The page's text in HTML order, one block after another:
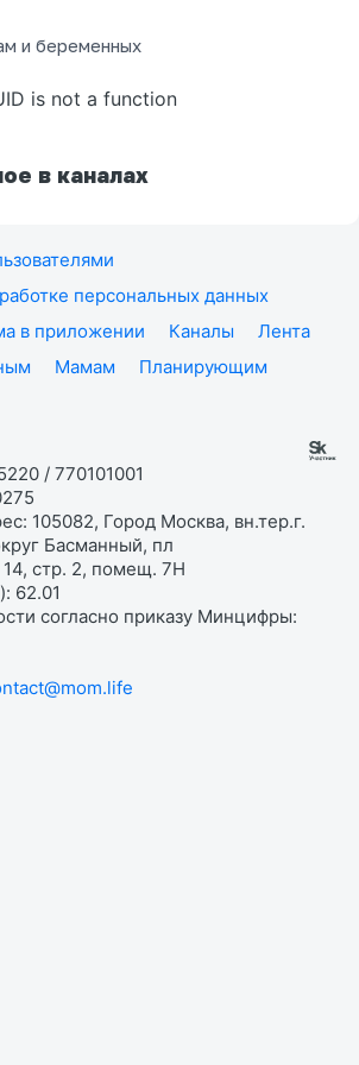
и беременных
is not a function
в каналах
персональных данных
в приложении Каналы
Лента
Мамам
Планирующим
/ 770101001
105082, Город Москва, вн.тер.г.
Басманный, пл
14, стр. 2, помещ. 7Н
62.01
согласно приказу Минцифры: